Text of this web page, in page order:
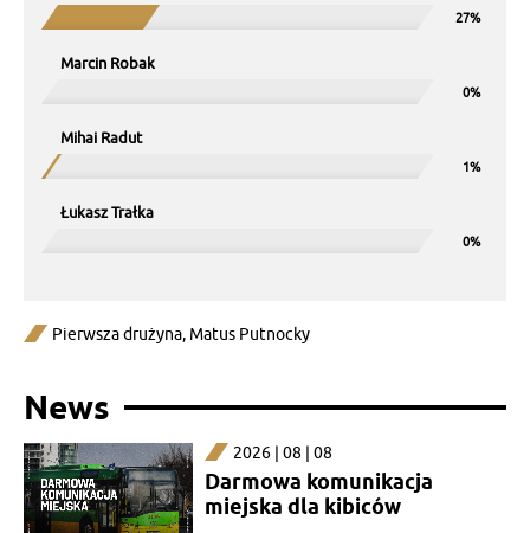
Marcin Robak
Mihai Radut
Łukasz Trałka
Pierwsza drużyna, Matus Putnocky
News
2026 | 08 | 08
Darmowa komunikacja
miejska dla kibiców